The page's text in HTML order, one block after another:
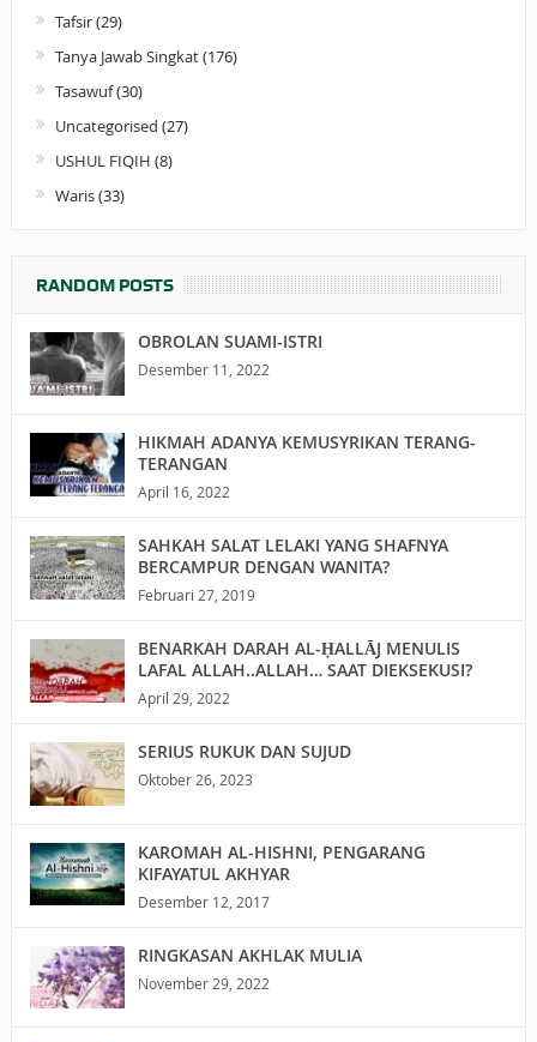
Tafsir(29)
Tanya Jawab Singkat(176)
Tasawuf(30)
Uncategorised (27)
USHUL FIQIH (8)
Waris(33)
RANDOM POSTS
OBROLAN SUAMI-ISTRI
Desember 11, 2022
HIKMAH ADANYA KEMUSYRIKAN TERANG-
TERANGAN
April 16, 2022
SAHKAH SALAT LELAKI YANG SHAFNYA
BERCAMPUR DENGAN WANITA?
Februari 27, 2019
BENARKAH DARAH AL-ḤALLĀJ MENULIS
LAFAL ALLAH..ALLAH… SAAT DIEKSEKUSI?
April 29, 2022
SERIUS RUKUK DAN SUJUD
Oktober 26, 2023
KAROMAH AL-HISHNI, PENGARANG
KIFAYATUL AKHYAR
Desember 12, 2017
RINGKASAN AKHLAK MULIA
November 29, 2022